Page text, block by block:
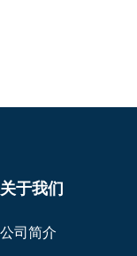
关于我们
公司简介